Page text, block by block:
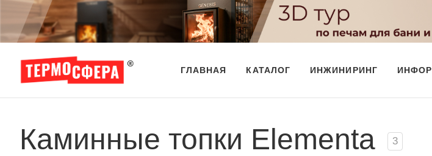
ГЛАВНАЯ КАТАЛОГ ИНЖИНИРИНГ
Каминные топки Elementa 3